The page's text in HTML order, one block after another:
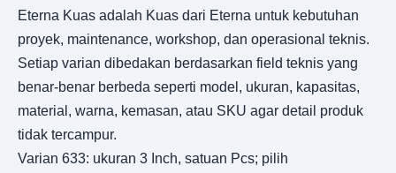
Eterna Kuas adalah Kuas dari Eterna untuk kebutuhan
proyek, maintenance, workshop, dan operasional teknis.
Setiap varian dibedakan berdasarkan field teknis yang
benar-benar berbeda seperti model, ukuran, kapasitas,
material, warna, kemasan, atau SKU agar detail produk
tidak tercampur.
Varian 633: ukuran 3 Inch, satuan Pcs; pilih